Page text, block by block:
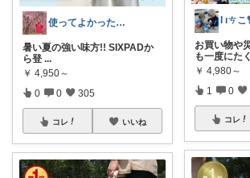
使ってよかった得した!!
暑い夏の強い味方!! SIXPADか
ら登 ...
￥ 4,950～
0 0 305
コレ いいね
Ɩ ıㄘ
お買い物や
も一度にた
￥ 4,980～
1 0
コレ